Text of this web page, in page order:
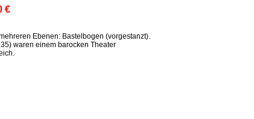
€
Ebenen: Bastelbogen (vorgestanzt).
waren einem barocken Theater